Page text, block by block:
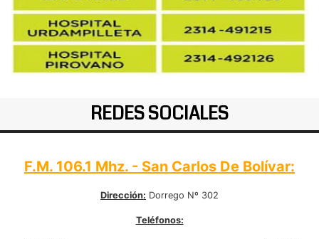
REDES SOCIALES
F.M. 106.1 Mhz. - San Carlos De Bolívar:
Dirección: Dorrego Nº 302
Teléfonos: